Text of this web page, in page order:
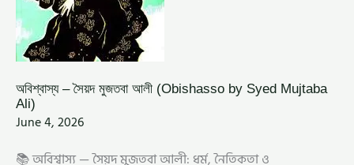
অবিশ্বাস্য – সৈয়দ মুজতবা আলী (Obishasso by Syed Mujtaba
Ali)
June 4, 2026
📚 অবিশ্বাস্য — সৈয়দ মুজতবা আলী: ধর্ম, নৈতিকতা ও